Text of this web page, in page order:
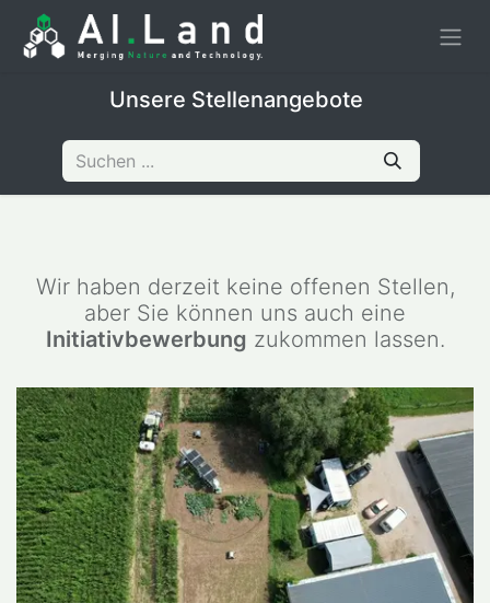
Unsere Stellenangebote
Wir haben derzeit keine offenen Stellen,
aber Sie können uns auch eine
Initiativbewerbung zukommen lassen.